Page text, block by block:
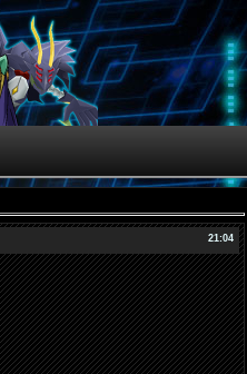
21:04